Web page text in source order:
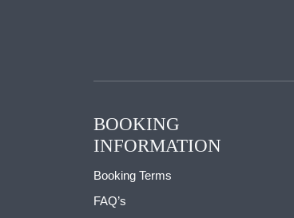
BOOKING
INFORMATION
Booking Terms
FAQ’s